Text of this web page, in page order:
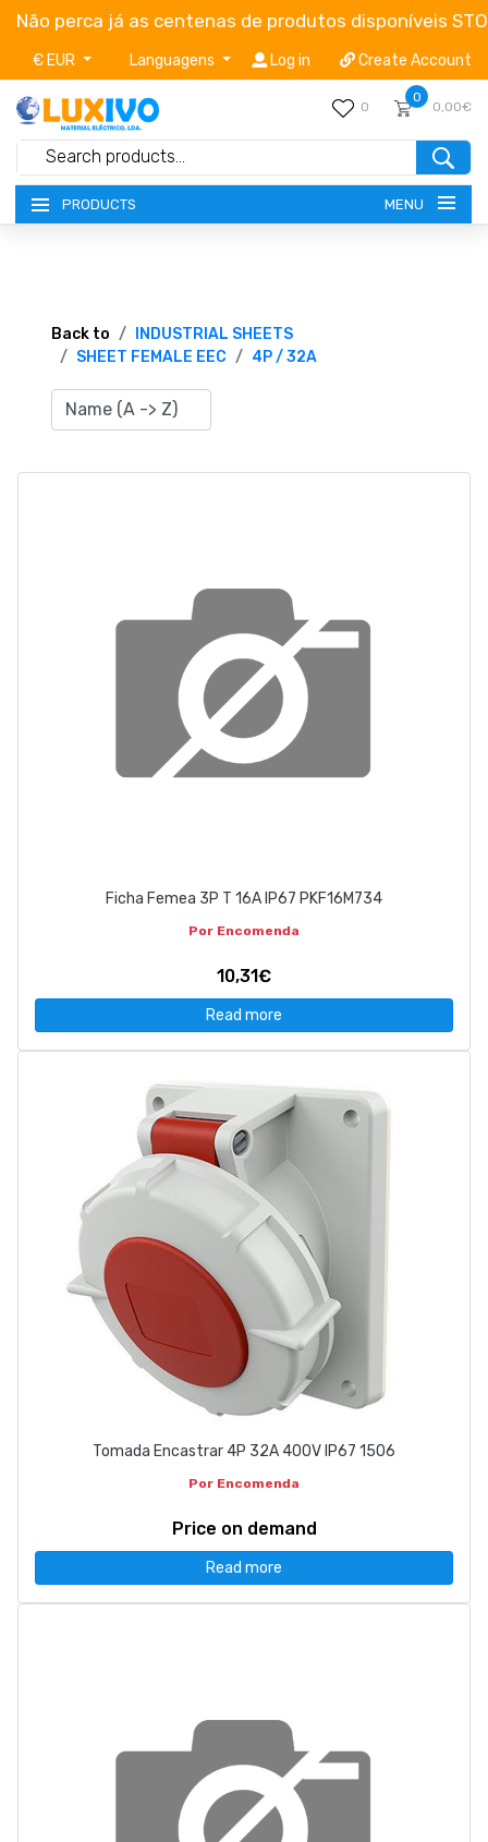
Não perca já as centenas de produtos disponíveis
€ EUR Languagens Log in Create Account
0
0
0,00€
PRODUCTS MENU
TERMS OF SERVICE
geral@luxivo.pt
Back to
INDUSTRIAL SHEETS
SHEET FEMALE EEC
4P / 32A
Ficha Femea 3P T 16A IP67 PKF16M734
Por Encomenda
10,31€
Read more
Tomada Encastrar 4P 32A 400V IP67 1506
Por Encomenda
Price on demand
Read more